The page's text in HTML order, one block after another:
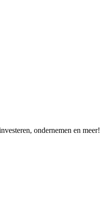
ondernemen en meer!